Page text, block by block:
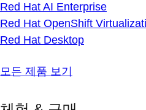
Red Hat AI Enterprise
Red Hat OpenShift
Red Hat Desktop
모든 제품 보기